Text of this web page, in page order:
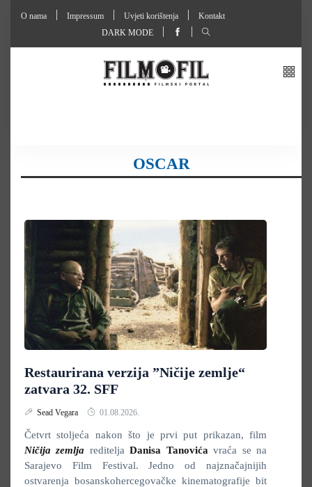
O nama Impressum Uvjeti korištenja
Kontakt
DARK MODE
OSCAR
Restaurirana verzija ”Ničije zemlje“
zatvara 32. SFF
Sead Vegara 01.08.2026.
Četvrt stoljeća nakon što je prvi put prikazan, film
Ničija zemlja rediteljaDanisa Tanovića vraća se na
Sarajevo Film Festival. Jedno od najznačajnijih
ostvarenja bosanskohercegovačke kinematografije bit